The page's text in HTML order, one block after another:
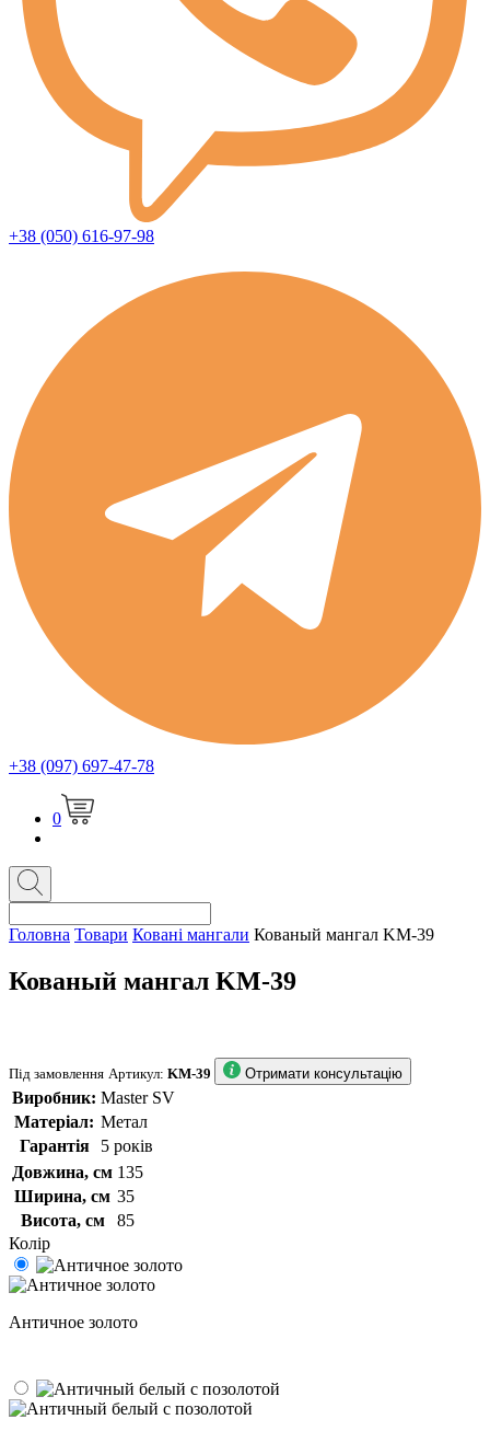
+38 (050) 616-97-98
+38 (097) 697-47-78
0
Головна Товари Ковані мангали Кованый мангал KM-39
Кованый мангал KM-39
Під замовлення Артикул: KM-39 Отримати консультацію
Виробник: Master SV
Матеріал: Метал
Гарантія
5 років
Довжина, см 135
Ширина, см 35
Висота, см
85
Колір
Античное золото